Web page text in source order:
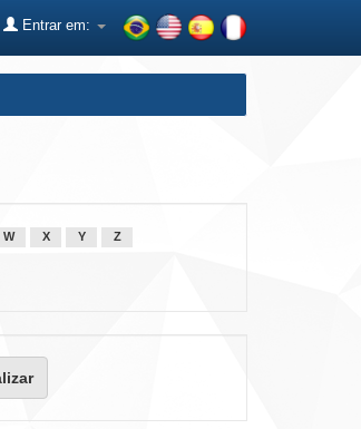
Entrar em:
W X Y Z